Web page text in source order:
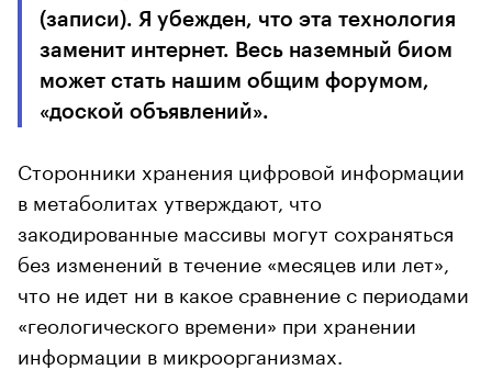
(записи). Я убежден, что эта технология
заменит интернет. Весь наземный биом
может стать нашим общим форумом,
«доской объявлений».
Сторонники хранения цифровой информации
в метаболитах утверждают, что
закодированные массивы могут сохраняться
без изменений в течение «месяцев или лет»,
что не идет ни в какое сравнение с периодами
«геологического времени» при хранении
информации в микроорганизмах.